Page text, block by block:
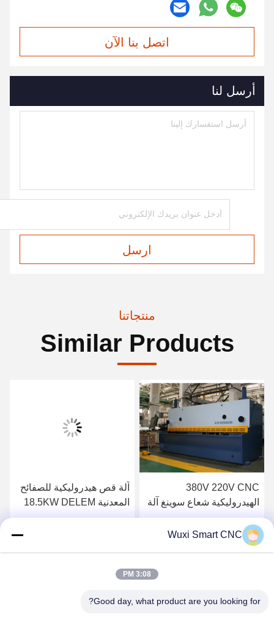
اتصل بنا الآن
أرسل لنا
ارسل
منتجاتنا
Similar Products
380V 220V CNC
الهيدروليكية شعاع سوينغ آلة
القص
احصل على أفضل سعر
آلة قص هيدروليكية للصفائح
المعدنية 18.5KW DELEM
DAC360
Wuxi Smart CNC
3:08 PM
Good day, what product are you looking for?